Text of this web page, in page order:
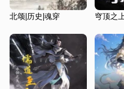
北颂|历史|魂穿